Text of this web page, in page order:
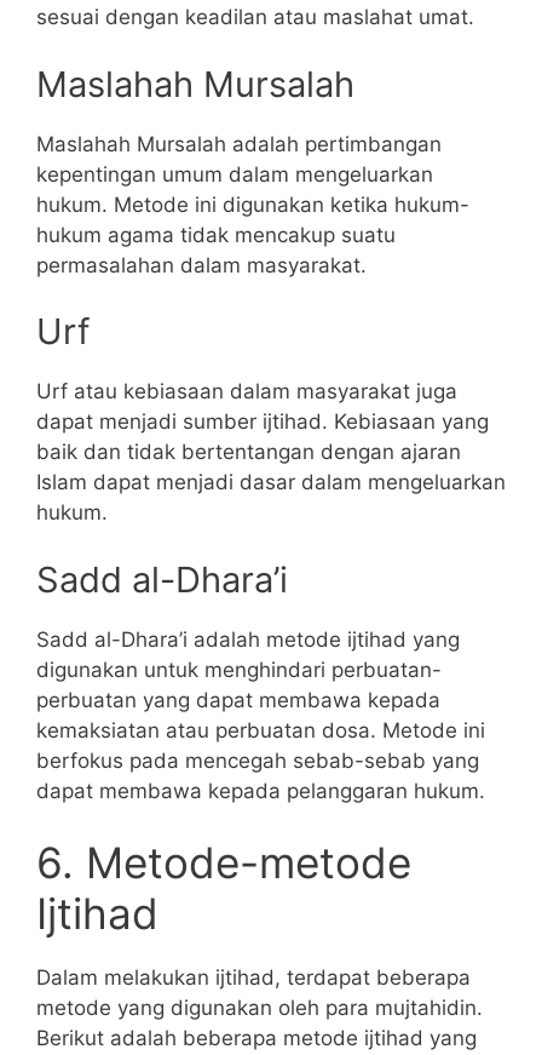
sesuai dengan keadilan atau maslahat umat.
Maslahah Mursalah
Maslahah Mursalah adalah pertimbangan
kepentingan umum dalam mengeluarkan
hukum. Metode ini digunakan ketika hukum-
hukum agama tidak mencakup suatu
permasalahan dalam masyarakat.
Urf
Urf atau kebiasaan dalam masyarakat juga
dapat menjadi sumber ijtihad. Kebiasaan yang
baik dan tidak bertentangan dengan ajaran
Islam dapat menjadi dasar dalam mengeluarkan
hukum.
Sadd al-Dhara’i
Sadd al-Dhara’i adalah metode ijtihad yang
digunakan untuk menghindari perbuatan-
perbuatan yang dapat membawa kepada
kemaksiatan atau perbuatan dosa. Metode ini
berfokus pada mencegah sebab-sebab yang
dapat membawa kepada pelanggaran hukum.
6. Metode-metode
Ijtihad
Dalam melakukan ijtihad, terdapat beberapa
metode yang digunakan oleh para mujtahidin.
Berikut adalah beberapa metode ijtihad yang